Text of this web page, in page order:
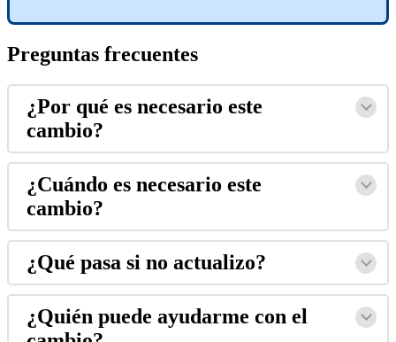
Preguntas frecuentes
¿Por qué es necesario este
cambio?
¿Cuándo es necesario este
cambio?
¿Qué pasa si no actualizo?
¿Quién puede ayudarme con el